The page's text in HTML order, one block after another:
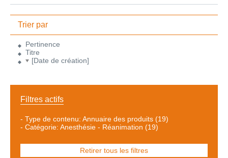
Trier par
Pertinence
Titre
[Date de création]
Filtres actifs
- Type de contenu: Annuaire des produits (19)
- Catégorie: Anesthésie - Réanimation (19)
Retirer tous les filtres